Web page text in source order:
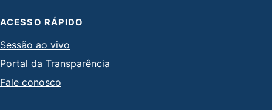
ACESSO RÁPIDO
Sessão ao vivo
Portal da Transparência
Fale conosco